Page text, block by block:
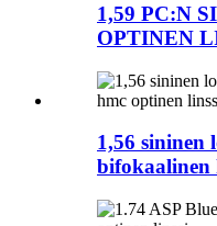
1,59 PC:N
OPTINEN
1,56 sininen
bifokaalinen